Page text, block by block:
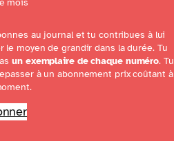
mois
au journal et tu contribues à lui
le moyen de grandir dans la durée. Tu
un exemplaire de chaque numéro. Tu
à un abonnement prix coûtant à